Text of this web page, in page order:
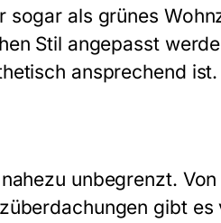
sogar als grünes
Stil angepasst
ansprechend ist.
unbegrenzt.
gibt es